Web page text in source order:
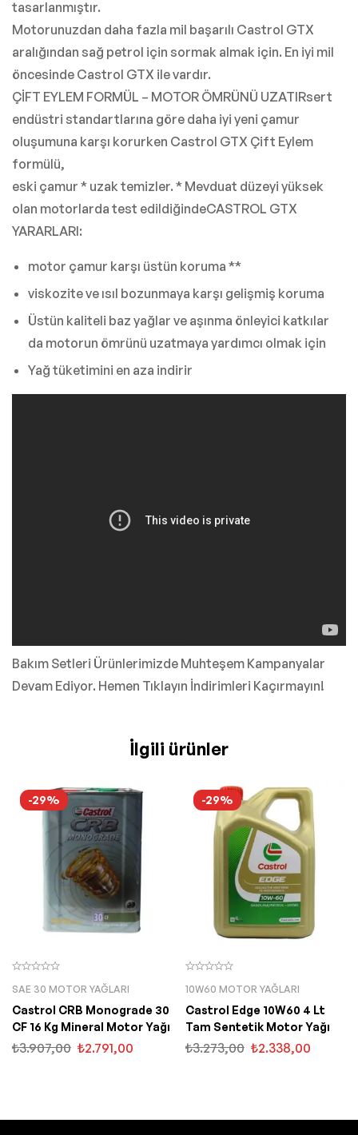
tasarlanmıştır.
Motorunuzdan daha fazla mil başarılı Castrol GTX
aralığından sağ petrol için sormak almak için. En iyi mil
öncesinde Castrol GTX ile vardır.
ÇİFT EYLEM FORMÜL – MOTOR ÖMRÜNÜ UZATIRsert
endüstri standartlarına göre daha iyi yeni çamur
oluşumuna karşı korurken Castrol GTX Çift Eylem
formülü,
eski çamur * uzak temizler. * Mevduat düzeyi yüksek
olan motorlarda test edildiğindeCASTROL GTX
YARARLARI:
motor çamur karşı üstün koruma **
viskozite ve ısıl bozunmaya karşı gelişmiş koruma
Üstün kaliteli baz yağlar ve aşınma önleyici katkılar
da motorun ömrünü uzatmaya yardımcı olmak için
Yağ tüketimini en aza indirir
Bakım Setleri Ürünlerimizde Muhteşem Kampanyalar
Devam Ediyor. Hemen Tıklayın İndirimleri Kaçırmayın!
İlgili ürünler
-29%
SAE 30 MOTOR YAĞLARI
Castrol CRB Monograde 30
CF 16 Kg Mineral Motor Yağı
₺3.907,00 ₺2.791,00
-29%
10W60 MOTOR YAĞLARI
Castrol Edge 10W60 4 Lt
Tam Sentetik Motor Yağı
₺3.273,00 ₺2.338,00